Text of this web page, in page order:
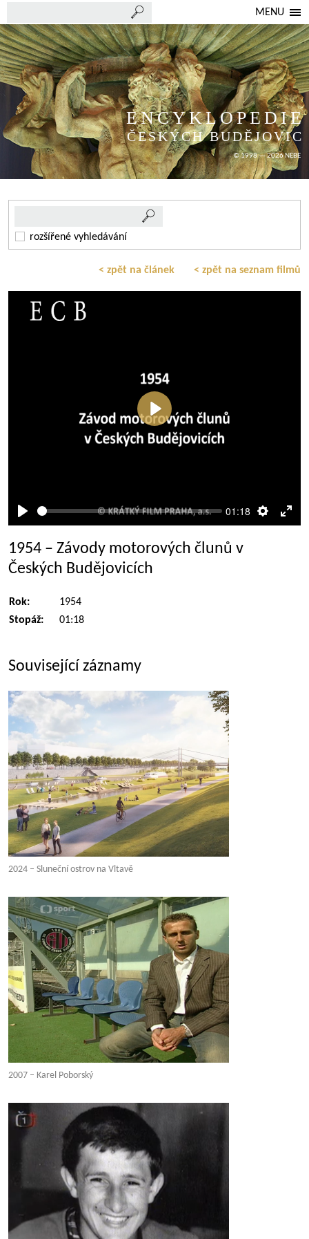
MENU
ENCYKLOPEDIE
ČESKÝCH BUDĚJOVIC
© 1998 — 2026 NEBE
rozšířené vyhledávání
< zpět na článek < zpět na seznam filmů
Přehrát
01:18
Přehrát
1954 – Závody motorových člunů v
Českých Budějovicích
Rok:
1954
Stopáž:
01:18
Související záznamy
2024 – Sluneční ostrov na Vltavě
2007 – Karel Poborský